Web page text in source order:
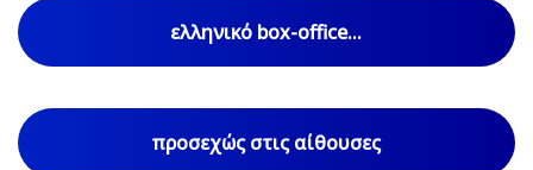
ελληνικό box-office...
προσεχώς στις αίθουσες